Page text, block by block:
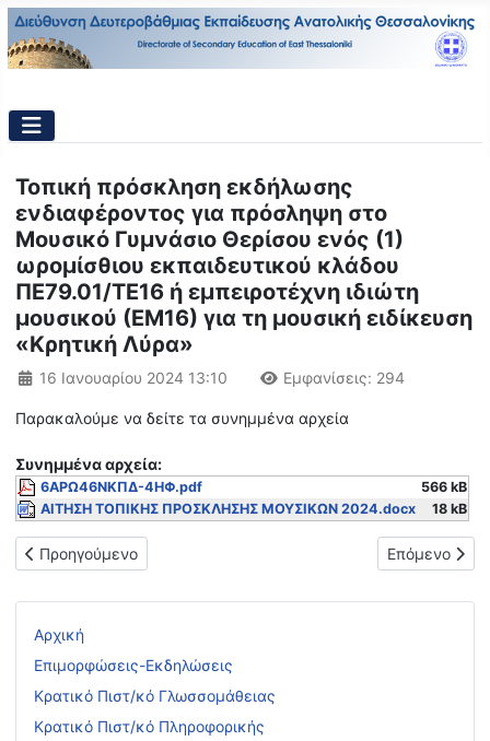
Αρχική
Επιμορφώσεις-Εκδηλώσεις
Κρατικό Πιστ/κό Γλωσσομάθειας
Κρατικό Πιστ/κό Πληροφορικής
Τοπική πρόσκληση εκδήλωσης
ενδιαφέροντος για πρόσληψη στο
Μουσικό Γυμνάσιο Θερίσου ενός (1)
ωρομίσθιου εκπαιδευτικού κλάδου
ΠΕ79.01/ΤΕ16 ή εμπειροτέχνη ιδιώτη
μουσικού (ΕΜ16) για τη μουσική ειδίκευση
«Κρητική Λύρα»
Λεπτομέρειες
16 Ιανουαρίου 2024 13:10 Εμφανίσεις: 294
Παρακαλούμε να δείτε τα συνημμένα αρχεία
Συνημμένα αρχεία:
6ΑΡΩ46ΝΚΠΔ-4ΗΦ.pdf
566 kB
ΑΙΤΗΣΗ ΤΟΠΙΚΗΣ ΠΡΟΣΚΛΗΣΗΣ ΜΟΥΣΙΚΩΝ 2024.docx
18 kB
Προηγούμενο άρθρο: Τοπική προκήρυξη πρόσληψης ιδιώτη με
Προηγούμενο Επόμενο
Επόμενο